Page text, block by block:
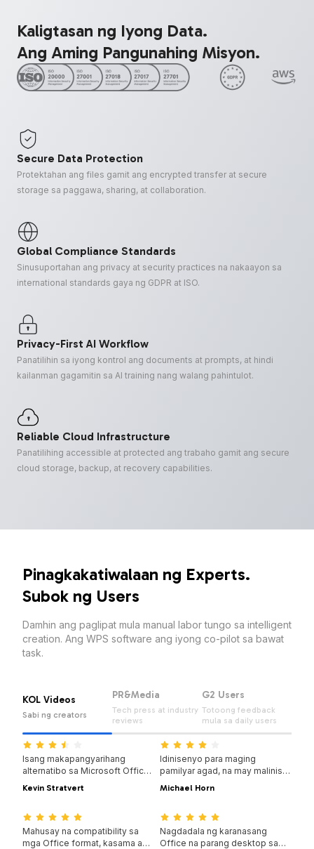
Kaligtasan ng Iyong Data.
Ang Aming Pangunahing Misyon.
Secure Data Protection
Protektahan ang files gamit ang encrypted transfer at secure
storage sa paggawa, sharing, at collaboration.
Global Compliance Standards
Sinusuportahan ang privacy at security practices na nakaayon sa
international standards gaya ng GDPR at ISO.
Privacy-First AI Workflow
Panatilihin sa iyong kontrol ang documents at prompts, at hindi
kailanman gagamitin sa AI training nang walang pahintulot.
Reliable Cloud Infrastructure
Panatilihing accessible at protected ang trabaho gamit ang secure
cloud storage, backup, at recovery capabilities.
Pinagkakatiwalaan ng Experts.
Subok ng Users
Damhin ang paglipat mula manual labor tungo sa intelligent
creation. Ang WPS software ang iyong co-pilot sa bawat
task.
KOL Videos
Sabi ng creators
PR&Media
Tech press at industry
reviews
G2 Users
Totoong feedback
mula sa daily users
14:14:00
Isang makapangyarihang
alternatibo sa Microsoft Office
buong compatibility, at built-in
pinagkakatiwalaan ng milyon-
milyon sa buong mundo.
Kevin Stratvert
08:28:00
Idinisenyo para maging
pamilyar agad, na may malinis
madaling gamiting karanasan.
Michael Horn
Mahusay na compatibility sa
mga Office format, kasama ang
Nagdadala ng karanasang
Office na parang desktop sa